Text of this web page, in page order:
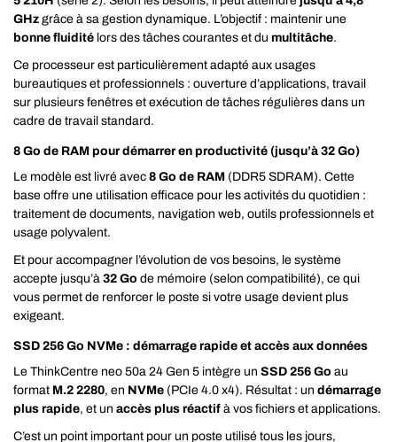
GHz grâce à sa gestion dynamique. L’objectif : maintenir une
bonne fluidité lors des tâches courantes et du multitâche.
Ce processeur est particulièrement adapté aux usages
bureautiques et professionnels : ouverture d’applications, travail
sur plusieurs fenêtres et exécution de tâches régulières dans un
cadre de travail standard.
8 Go de RAM pour démarrer en productivité (jusqu’à 32 Go)
Le modèle est livré avec 8 Go de RAM (DDR5 SDRAM). Cette
base offre une utilisation efficace pour les activités du quotidien :
traitement de documents, navigation web, outils professionnels et
usage polyvalent.
Et pour accompagner l’évolution de vos besoins, le système
accepte jusqu’à 32 Go de mémoire (selon compatibilité), ce qui
vous permet de renforcer le poste si votre usage devient plus
exigeant.
SSD 256 Go NVMe : démarrage rapide et accès aux données
Le ThinkCentre neo 50a 24 Gen 5 intègre un SSD 256 Go au
format M.2 2280, en NVMe (PCIe 4.0 x4). Résultat : un démarrage
plus rapide, et un accès plus réactif à vos fichiers et applications.
C’est un point important pour un poste utilisé tous les jours,